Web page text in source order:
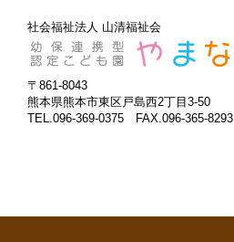
社会福祉法人 山清福祉会
〒861-8043
熊本県熊本市東区戸島西2丁目3-50
TEL.096-369-0375 FAX.096-365-8293